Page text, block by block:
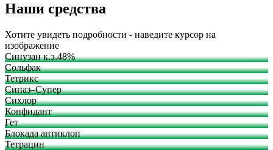
Наши средства
Хотите увидеть подробности - наведите курсор на
изображение
Синузан к.э.48%
Сольфак
Тетрикс
Сипаз–Супер
Сихлор
Конфидант
Гет
Блокада антиклоп
Тетрацин